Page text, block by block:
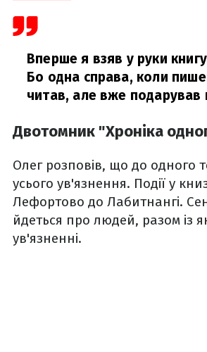
Вперше я взяв у руки
Бо одна справа, коли
читав, але вже подарував
Двотомник "Хроніка
Олег розповів, що до одного
усього ув'язнення. Події у
Лефортово до Лабитнангі.
йдеться про людей, разом із
ув'язненні.